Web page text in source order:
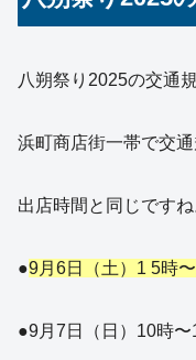
八朔祭り2025の交通
浜町商店街一帯で交通
出店時間と同じですね
●9月6日（土）1 5時
●9月7日（日）10時〜